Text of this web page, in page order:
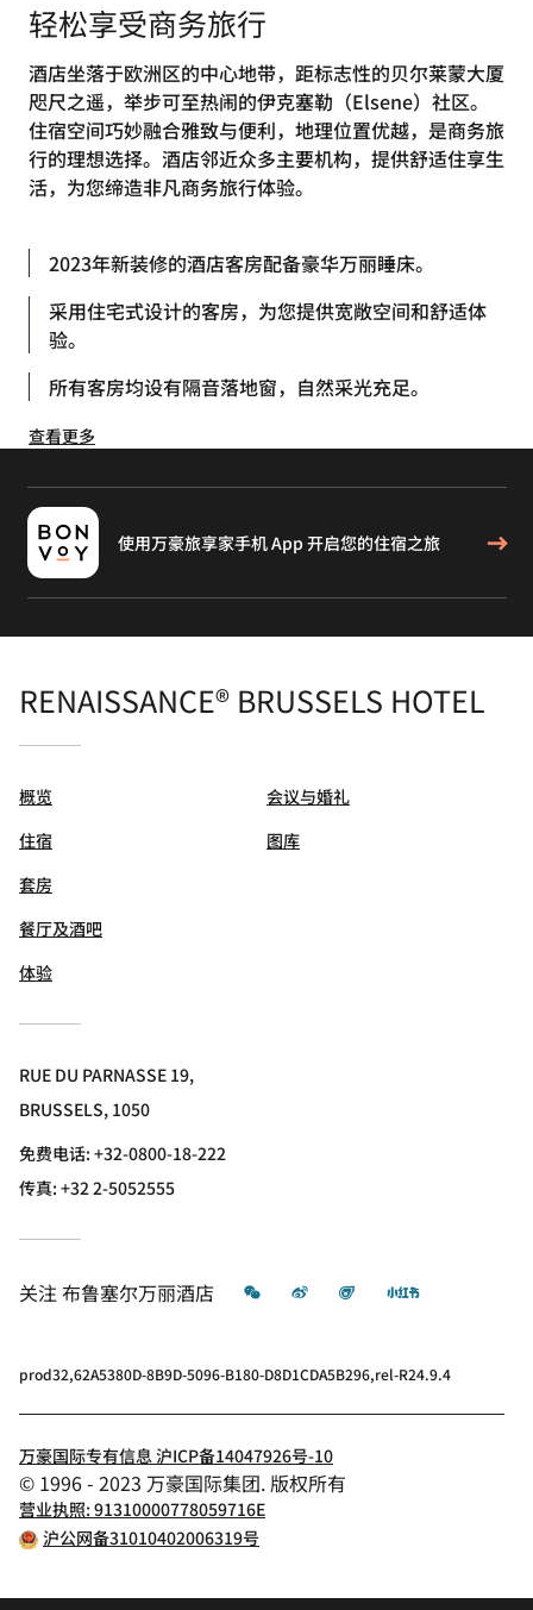
轻松享受商务旅行
酒店坐落于欧洲区的中心地带，距标志性的贝尔莱蒙大厦
咫尺之遥，举步可至热闹的伊克塞勒（Elsene）社区。
住宿空间巧妙融合雅致与便利，地理位置优越，是商务旅
行的理想选择。酒店邻近众多主要机构，提供舒适住享生
活，为您缔造非凡商务旅行体验。
2023年新装修的酒店客房配备豪华万丽睡床。
采用住宅式设计的客房，为您提供宽敞空间和舒适体
验。
所有客房均设有隔音落地窗，自然采光充足。
查看更多
使用万豪旅享家手机 App 开启您的住宿之旅
RENAISSANCE® BRUSSELS HOTEL
概览
住宿
套房
餐厅及酒吧
体验
会议与婚礼
图库
RUE DU PARNASSE 19,
BRUSSELS, 1050
免费电话:+32-0800-18-222
传真:+32 2-5052555
关注布鲁塞尔万丽酒店 微信 微博 飞猪 小红书
prod32,62A5380D-8B9D-5096-B180-D8D1CDA5B296,rel-R24.9.4
万豪国际专有信息 沪ICP备14047926号-10
© 1996 - 2023 万豪国际集团. 版权所有
营业执照: 91310000778059716E
沪公网备31010402006319号